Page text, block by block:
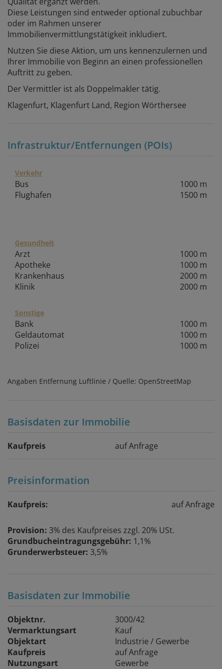
Diese Leistungen sind entweder optional zubuchbar
oder im Rahmen unserer
Immobilienvermittlungstätigkeit inkludiert.
Nutzen Sie diese Aktion, um uns kennenzulernen und
Ihrer Immobilie von Beginn an einen professionellen
Auftritt zu geben.
Der Vermittler ist als Doppelmakler tätig.
Klagenfurt, Klagenfurt Land, Region Wörthersee
Infrastruktur/Entfernungen (POIs)
Verkehr
Bus
1000 m
Flughafen
1500 m
Gesundheit
Arzt
1000 m
Apotheke
1000 m
Krankenhaus
2000 m
Klinik
2000 m
Sonstige
Bank
1000 m
Geldautomat
1000 m
Polizei
1000 m
Angaben Entfernung Luftlinie / Quelle: OpenStreetMap
Basisdaten zur Immobilie
Kaufpreis auf Anfrage
Preisinformation
Kaufpreis: auf Anfrage
Provision: 3% des Kaufpreises zzgl. 20% USt.
Grundbucheintragungsgebühr: 1,1%
Grunderwerbsteuer: 3,5%
Basisdaten zur Immobilie
Objektnr.
3000/42
Vermarktungsart
Kauf
Objektart
Industrie / Gewerbe
Kaufpreis
auf Anfrage
Nutzungsart
Gewerbe